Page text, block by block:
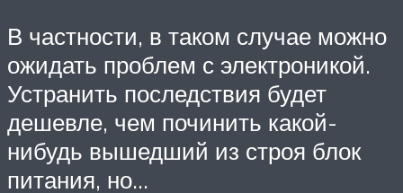
В частности, в таком случае можно
ожидать проблем с электроникой.
Устранить последствия будет
дешевле, чем починить какой-
нибудь вышедший из строя блок
питания, но…